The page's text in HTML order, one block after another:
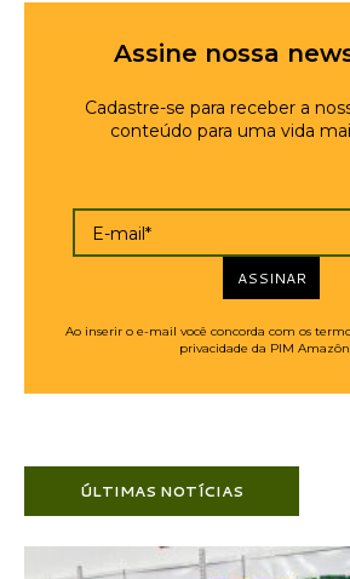
Assine nossa
Cadastre-se para receber a
conteúdo para uma vida
E-mail*
ASSINAR
Ao inserir o e-mail você concorda com os
privacidade da PIM
ÚLTIMAS NOTÍCIAS